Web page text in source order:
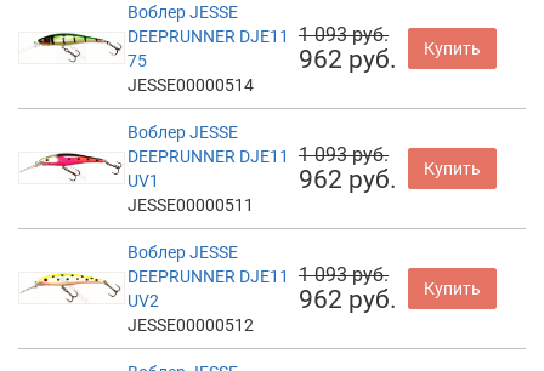
Воблер JESSE
DEEPRUNNER DJE11
75
JESSE00000514
1 093 руб.
962 руб. Купить
Воблер JESSE
DEEPRUNNER DJE11
UV1
JESSE00000511
1 093 руб.
962 руб. Купить
Воблер JESSE
DEEPRUNNER DJE11
UV2
JESSE00000512
1 093 руб.
962 руб. Купить